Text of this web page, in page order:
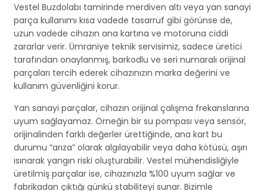
Vestel Buzdolabı tamirinde merdiven altı veya yan sanayi
parça kullanımı kısa vadede tasarruf gibi görünse de,
uzun vadede cihazın ana kartına ve motoruna ciddi
zararlar verir. Ümraniye teknik servisimiz, sadece üretici
tarafından onaylanmış, barkodlu ve seri numaralı orijinal
parçaları tercih ederek cihazınızın marka değerini ve
kullanım güvenliğini korur.
Yan sanayi parçalar, cihazın orijinal çalışma frekanslarına
uyum sağlayamaz. Örneğin bir su pompası veya sensör,
orijinalinden farklı değerler ürettiğinde, ana kart bu
durumu “arıza” olarak algılayabilir veya daha kötüsü, aşırı
ısınarak yangın riski oluşturabilir. Vestel mühendisliğiyle
üretilmiş parçalar ise, cihazınızla %100 uyum sağlar ve
fabrikadan çıktığı günkü stabiliteyi sunar. Bizimle